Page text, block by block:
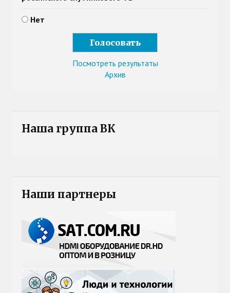
Нет
Посмотреть результаты
Архив
Наша группа ВК
Наши партнеры